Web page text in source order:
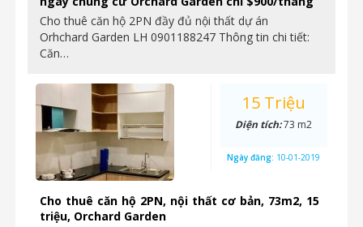
Cho thuê căn hộ 2PN đầy đủ nội thất dự án
Orhchard Garden LH 0901188247 Thông tin chi tiết:
Căn…
Cho thuê căn hộ 2PN, nội thất cơ bản, 73m2, 15
triệu, Orchard Garden
15 Triệu
Diện tích:73 m2
Ngày đăng: 10-01-2019